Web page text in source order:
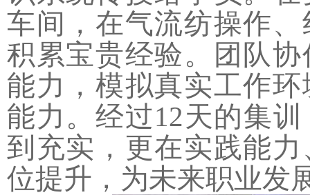
车间，在气流纺操作
积累宝贵经验。团队
能力，模拟真实工作
能力。经过12天的集
到充实，更在实践能
位提升，为未来职业发